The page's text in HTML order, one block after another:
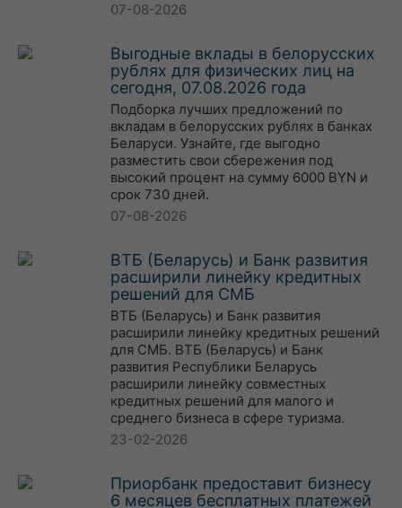
07-08-2026
Выгодные вклады в белорусских
рублях для физических лиц на
сегодня, 07.08.2026 года
Подборка лучших предложений по
вкладам в белорусских рублях в банках
Беларуси. Узнайте, где выгодно
разместить свои сбережения под
высокий процент на сумму 6000 BYN и
срок 730 дней.
07-08-2026
ВТБ (Беларусь) и Банк развития
расширили линейку кредитных
решений для СМБ
ВТБ (Беларусь) и Банк развития
расширили линейку кредитных решений
для СМБ. ВТБ (Беларусь) и Банк
развития Республики Беларусь
расширили линейку совместных
кредитных решений для малого и
среднего бизнеса в сфере туризма.
23-02-2026
Приорбанк предоставит бизнесу
6 месяцев бесплатных платежей